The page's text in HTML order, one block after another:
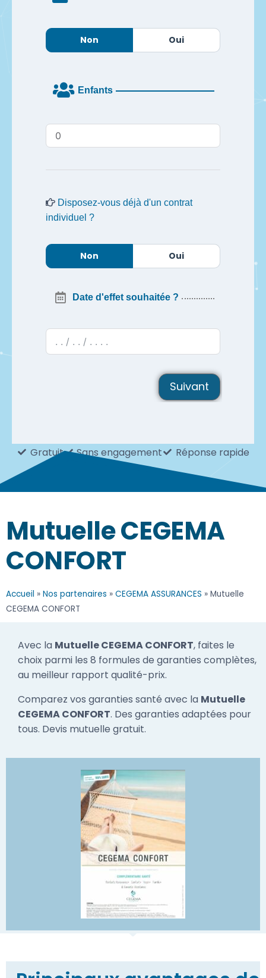
Non Oui
Enfants
Disposez-vous déjà d'un contrat
individuel ?
Non Oui
Date d'effet souhaitée ?
Suivant
Gratuit Sans engagement Réponse rapide
Mutuelle CEGEMA
CONFORT
Accueil » Nos partenaires » CEGEMA ASSURANCES » Mutuelle
CEGEMA CONFORT
Avec la Mutuelle CEGEMA CONFORT, faites le
choix parmi les 8 formules de garanties complètes,
au meilleur rapport qualité-prix.
Comparez vos garanties santé avec la Mutuelle
CEGEMA CONFORT. Des garanties adaptées pour
tous. Devis mutuelle gratuit.